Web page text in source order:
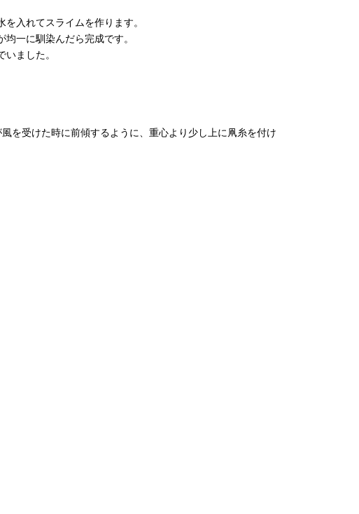
入れてスライムを作ります。
一に馴染んだら完成です。
ました。
を受けた時に前傾するように、重心より少し上に凧糸を付け